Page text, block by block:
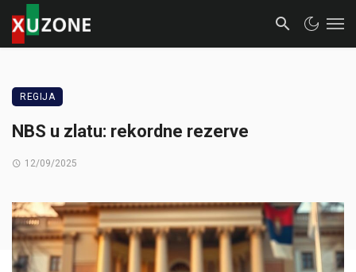
REGIJA
NBS u zlatu: rekordne rezerve
12/09/2025